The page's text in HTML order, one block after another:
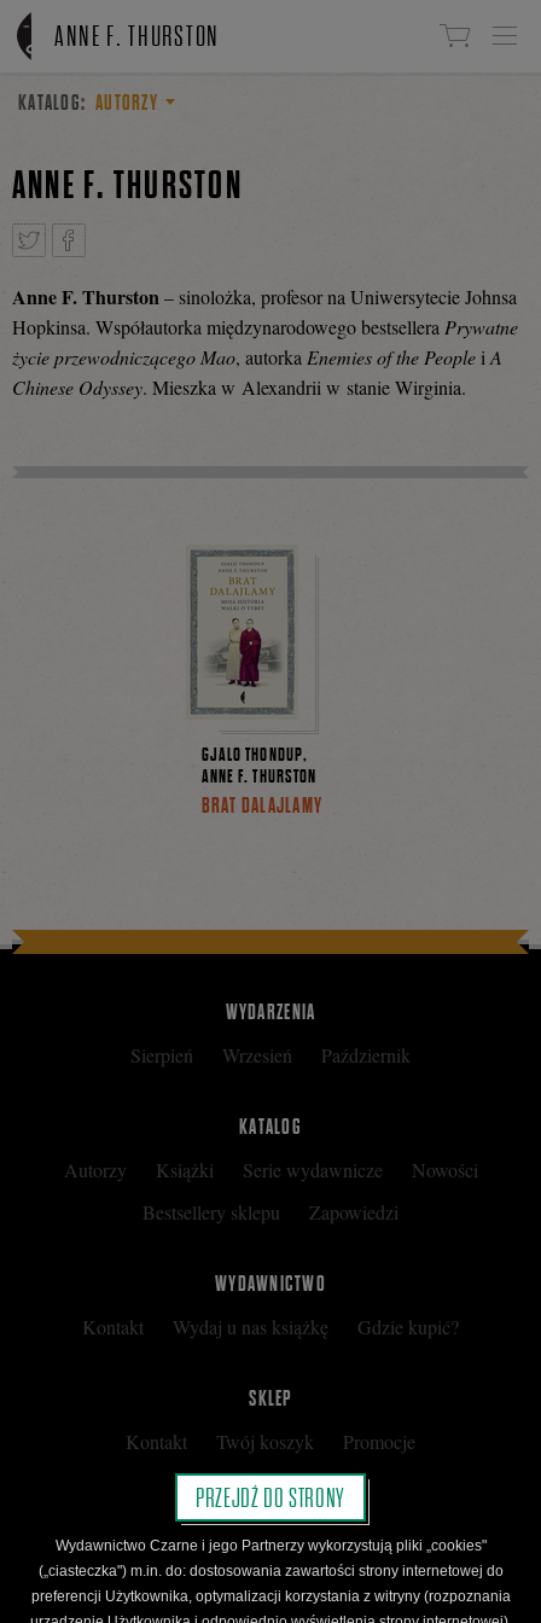
Linki do przejścia
ANNE F. THURSTON
KATALOG: AUTORZY
ANNE F. THURSTON
TweetnijPodziel
się
Anne F. Thurston– sinolożka, profesor na Uniwersytecie Johnsa
Hopkinsa. Współautorka międzynarodowego bestselleraPrywatne
życie przewodniczącego Mao, autorkaEnemies of the PeopleiA
Chinese Odyssey. Mieszka w Alexandrii w stanie Wirginia.
GJALO THONDUP,
ANNE F. THURSTON
BRAT DALAJLAMY
WYDARZENIA
Sierpień Wrzesień Październik
KATALOG
Autorzy Książki Serie wydawnicze
Nowości
Bestsellery sklepu
Zapowiedzi
WYDAWNICTWO
Kontakt Wydaj u nas książkę Gdzie kupić?
SKLEP
Kontakt Twój koszyk
Promocje
Kup kartę podarunkową
Nota prawna
Regulamin
Polityka prywatności
Regulamin Klubu Czarnego
Regulamin Karty Podarunkowej
PRZEJDŹ DO STRONY
Wydawnictwo Czarne i jego Partnerzy wykorzystują pliki „cookies"
(„ciasteczka") m.in. do: dostosowania zawartości strony internetowej do
preferencji Użytkownika, optymalizacji korzystania z witryny (rozpoznania